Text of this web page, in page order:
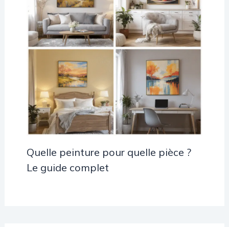
Quelle peinture pour quelle pièce ?
Le guide complet